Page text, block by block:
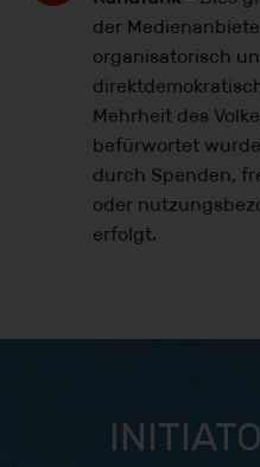
der
organisatorisch
Mehrheit des
befürwortet
durch Spenden,
oder
erfolgt.